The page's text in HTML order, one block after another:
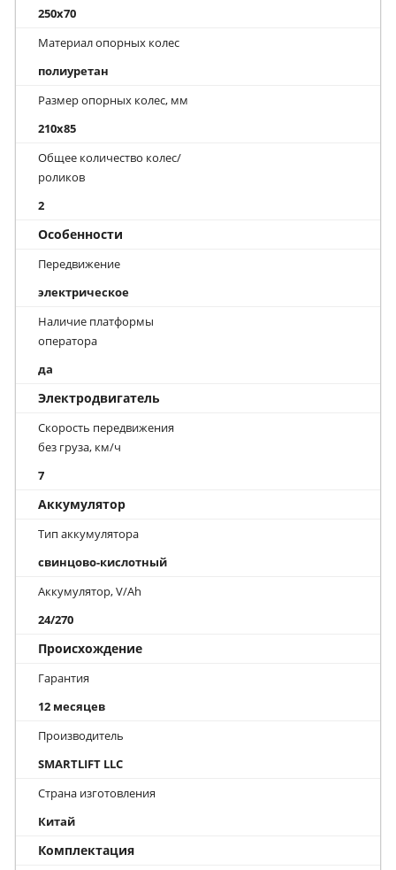
250x70
Материал опорных колес
полиуретан
Размер опорных колес, мм
210x85
Общее количество колес/
роликов
2
Особенности
Передвижение
электрическое
Наличие платформы
оператора
да
Электродвигатель
Скорость передвижения
без груза, км/ч
7
Аккумулятор
Тип аккумулятора
свинцово-кислотный
Аккумулятор, V/Ah
24/270
Происхождение
Гарантия
12 месяцев
Производитель
SMARTLIFT LLC
Страна изготовления
Китай
Комплектация